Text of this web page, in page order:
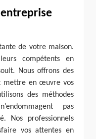
entreprise
de votre maison.
compétents en
Nous offrons des
mettre en œuvre vos
des méthodes
pas
Nos professionnels
vos attentes en